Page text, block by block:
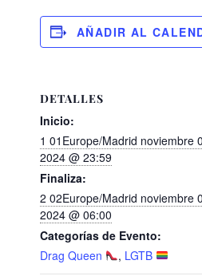
AÑADIR AL
DETALLES
Inicio:
1 01Europe/Madrid noviembre
2024 @ 23:59
Finaliza:
2 02Europe/Madrid noviembre
2024 @ 06:00
Categorías de Evento:
Drag Queen
, LGTB